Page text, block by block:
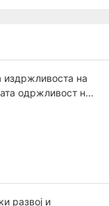
издржливоста на
одржливост на
развој и